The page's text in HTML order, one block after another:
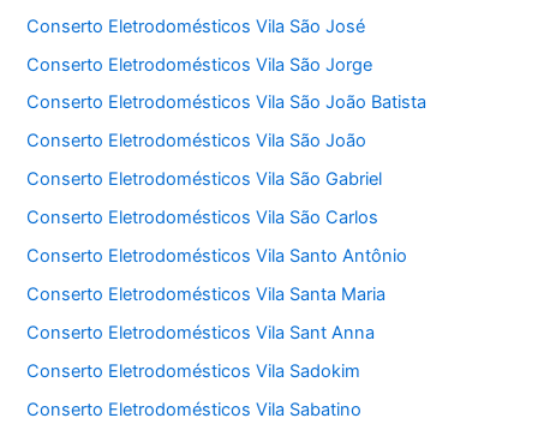
Conserto Eletrodomésticos Vila São José
Conserto Eletrodomésticos Vila São Jorge
Conserto Eletrodomésticos Vila São João Batista
Conserto Eletrodomésticos Vila São João
Conserto Eletrodomésticos Vila São Gabriel
Conserto Eletrodomésticos Vila São Carlos
Conserto Eletrodomésticos Vila Santo Antônio
Conserto Eletrodomésticos Vila Santa Maria
Conserto Eletrodomésticos Vila Sant Anna
Conserto Eletrodomésticos Vila Sadokim
Conserto Eletrodomésticos Vila Sabatino